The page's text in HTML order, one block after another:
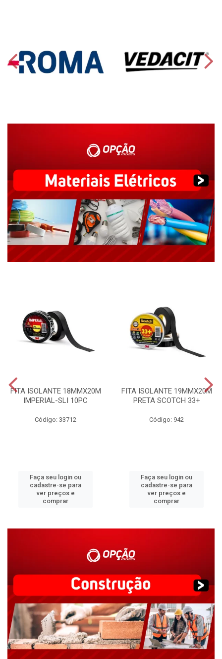
FITA ISOLANTE 18MMX20M
IMPERIAL-SLI 10PC
Código: 33712
Faça seu login ou
cadastre-se para
ver preços e
comprar
FITA ISOLANTE 19MMX20M
PRETA SCOTCH 33+
Código: 942
Faça seu login ou
cadastre-se para
ver preços e
comprar